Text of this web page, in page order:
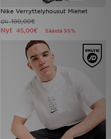
Nike Verryttelyhousut Miehet
Oli100,00€
Nyt 45,00€ Säästä 55%